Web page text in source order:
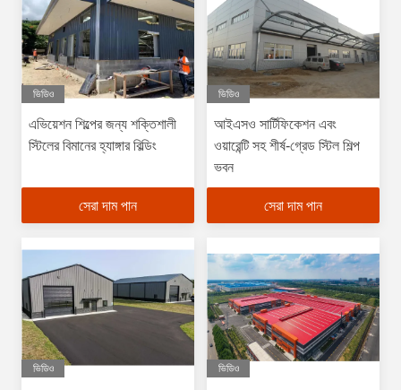
ভিডিও
এভিয়েশন শিল্পের জন্য শক্তিশালী
স্টিলের বিমানের হ্যাঙ্গার বিল্ডিং
সেরা দাম পান
ভিডিও
আইএসও সার্টিফিকেশন এবং
ওয়ারেন্টি সহ শীর্ষ-গ্রেড স্টিল শিল্প
ভবন
সেরা দাম পান
ভিডিও ভিডিও